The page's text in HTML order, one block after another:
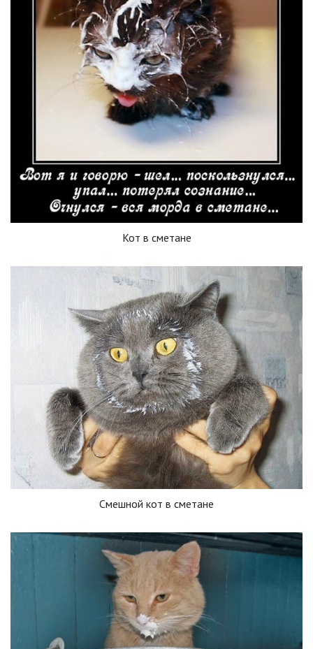
Кот в сметане
Смешной кот в сметане